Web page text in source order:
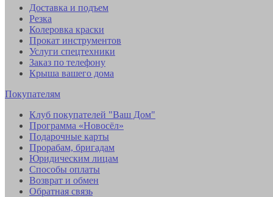
Доставка и подъем
Резка
Колеровка краски
Прокат инструментов
Услуги спецтехники
Заказ по телефону
Крыша вашего дома
Покупателям
Клуб покупателей "Ваш Дом"
Программа «Новосёл»
Подарочные карты
Прорабам, бригадам
Юридическим лицам
Способы оплаты
Возврат и обмен
Обратная связь